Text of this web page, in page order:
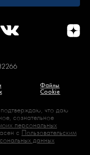
Файлы
Cookie
что даю
сознательное
персональных
с Пользовательским
данных